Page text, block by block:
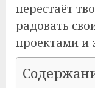
перестаёт
радовать
проектами и